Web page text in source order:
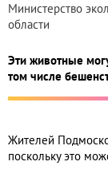
Министерство
области
Эти животные
том числе
Жителей
поскольку это